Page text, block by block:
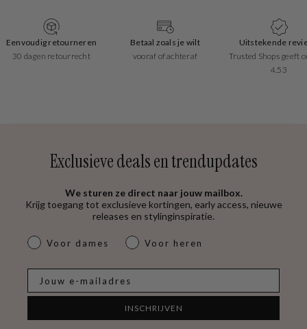
Eenvoudig retourneren
30 dagen retourrecht
Betaal zoals je wilt
vooraf of achteraf
Uitstekende
Trusted Shops geeft
4.53
Exclusieve deals en trendupdates
We sturen ze direct naar jouw mailbox.
Krijg toegang tot exclusieve kortingen, early access, nieuwe
releases en stylinginspiratie.
dames & heren
Voor dames Voor heren
INSCHRIJVEN